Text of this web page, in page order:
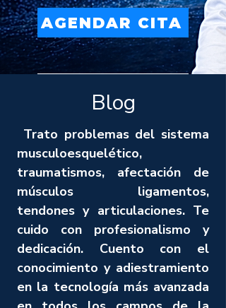
AGENDAR CITA
Blog
Trato problemas del sistema
musculoesquelético,
traumatismos, afectación de
músculos ligamentos,
tendones y articulaciones. Te
cuido con profesionalismo y
dedicación. Cuento con el
conocimiento y adiestramiento
en la tecnología más avanzada